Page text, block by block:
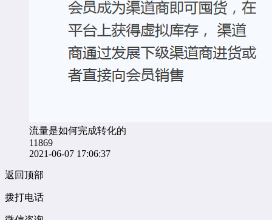
流量是如何完成转化的
11869
2021-06-07 17:06:37
返回顶部
拨打电话